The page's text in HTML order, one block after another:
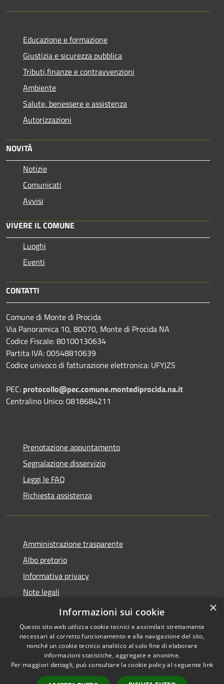
Educazione e formazione
Giustizia e sicurezza pubblica
Tributi,finanze e contravvenzioni
Ambiente
Salute, benessere e assistenza
Autorizzazioni
NOVITÀ
Notizie
Comunicati
Avvisi
VIVERE IL COMUNE
Luoghi
Eventi
CONTATTI
Comune di Monte di Procida
Via Panoramica 10, 80070, Monte di Procida NA
Codice Fiscale: 80100130634
Partita IVA: 00548810639
Codice univoco di fatturazione elettronica: UFYJZS
PEC: protocollo@pec.comune.montediprocida.na.it
Centralino Unico:0818684211
Prenotazione appuntamento
Segnalazione disservizio
Leggi le FAQ
Richiesta assistenza
Amministrazione trasparente
Albo pretorio
Informativa privacy
Note legali
Dichiarazione di accessibilità
Accessibilità
Copyright © 2026 • Comune di
Monte di Procida • Powered by
×
Informazioni sui cookie
Questo sito web utilizza cookie tecnici e assimilati strettamente
necessari al corretto funzionamento e alla navigazione del sito,
nonché un cookie tecnico analitico al solo fine di elaborare
informazioni statistiche, aggregate e anonime.
Per maggiori dettagli, può consultare la cookie policy al seguente link